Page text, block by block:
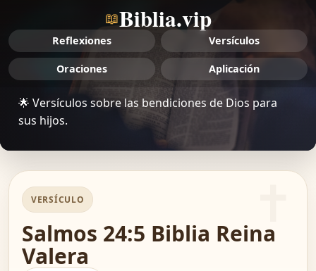
📖Biblia.vip
Reflexiones Versículos
Oraciones Aplicación
🌟 Versículos sobre las bendiciones de Dios para
sus hijos.
VERSÍCULO
Salmos 24:5 Biblia Reina
Valera